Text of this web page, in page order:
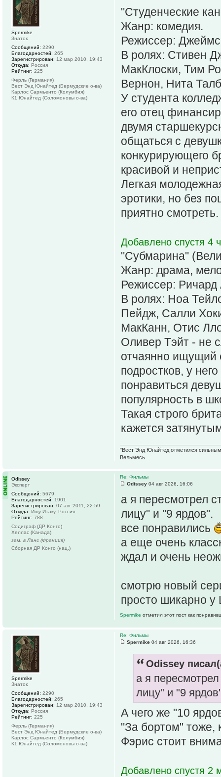
"Студенческие
Жанр: комедия.
Режиссер:
В ролях: Стивен
МакКлоски, Тим
Вернон, Нита
У студента
его отец
двумя
общаться с
конкурирующего
красивой и
Легкая
эротики, но без
приятно
Добавлено спустя 4
"Субмарина"
Жанр: драма,
Режиссер: Ричард
В ролях: Ноа
Пейдж, Салли
МакКанн, Отис
Оливер Тэйт - не
отчаянно ищущий
подростков, у
понравиться
популярность в
Такая строго
кажется
"Вест Энд Юнайтед отметился сильным
Вельмесь
Spermike
Знаток
Сообщений: 2290
Благодарностей: 265
Зарегистрирован: 12 мар 2010, 19:43
Откуда: Россия
Рейтинг: 225
Ферль (Германия)
Вест Энд Юнайтед (Бермудские о-ва)
Карлос Сармьенто (Колумбия)
К1 Юнайтед (Соломоновы о-ва)
Re: Фильмы
Odissey 04 авг 2026, 16:06
а я пересмотрел
лицу" и "9 ярдов".
все понравились
а еще очень
ждал и очень
смотрю новый
просто шикарно
Spermike отметил этот пост как
Odissey
Эксперт
Сообщений: 5679
Благодарностей: 1901
Зарегистрирован: 07 авг 2011, 22:59
Откуда: Ищу Итаку, Россия
Рейтинг: 788
Содиграф (ДР Конго)
Хеллас (Канада)
зам. в Ланс (Франция)
Сборная ДР Конго (нац.)
Re: Фильмы
Spermike 04 авг 2026, 16:36
Odissey
а я
лицу" и "9
А чего же "10
"За бортом" тоже,
Фэрис стоит
Добавлено спустя 2
Spermike
Знаток
Сообщений: 2290
Благодарностей: 265
Зарегистрирован: 12 мар 2010, 19:43
Откуда: Россия
Рейтинг: 225
Ферль (Германия)
Вест Энд Юнайтед (Бермудские о-ва)
Карлос Сармьенто (Колумбия)
К1 Юнайтед (Соломоновы о-ва)